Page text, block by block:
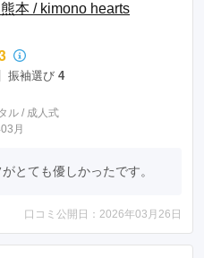
本 / kimono hearts
振袖選び 4
ル / 成人式
月
とても優しかったです。
口コミ公開日：2026年03月26日